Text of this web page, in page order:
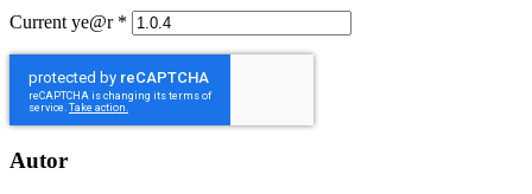
Current ye@r *
Autor